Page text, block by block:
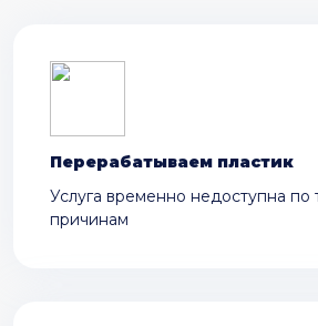
Перерабатываем пластик
Услуга временно недоступна по
причинам